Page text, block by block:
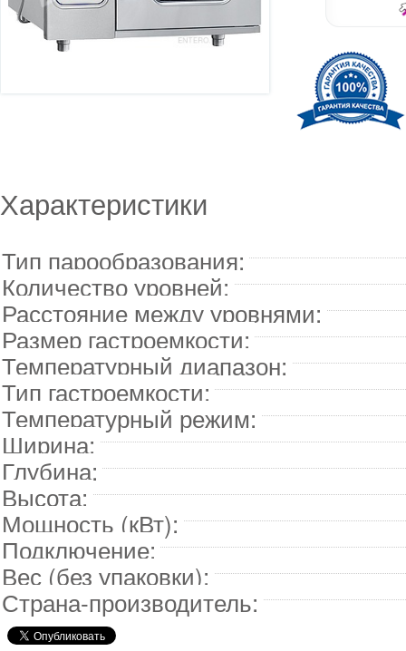
Характеристики
Тип парообразования:
Количество уровней:
Расстояние между уровнями:
Размер гастроемкости:
Температурный диапазон:
Тип гастроемкости:
Температурный режим:
Ширина:
Глубина:
Высота:
Мощность (кВт):
Подключение:
Вес (без упаковки):
Страна-производитель: